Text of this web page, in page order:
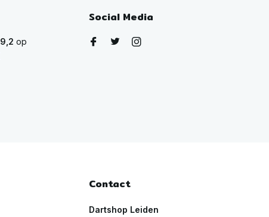
9,2 op
Social Media
Contact
Dartshop Leiden